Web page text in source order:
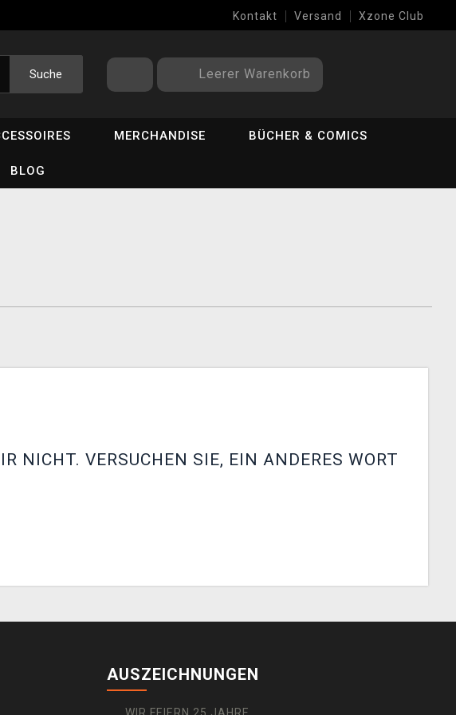
Kontakt Versand Xzone Club
Suche Leerer Warenkorb
MERCHANDISE BÜCHER & COMICS
BLOG
NICHT. VERSUCHEN SIE, EIN ANDERES WORT
AUSZEICHNUNGEN